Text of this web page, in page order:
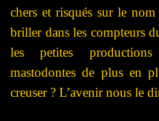
chers et risqués sur le
briller dans les compteurs
les petites
mastodontes de plus en
creuser ? L’avenir nous le